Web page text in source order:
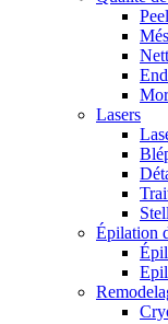
Lasers
Épilation